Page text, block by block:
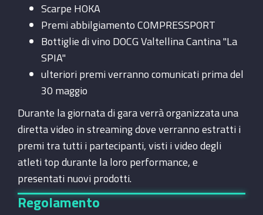
Scarpe HOKA
Premi abbilgiamento COMPRESSPORT
Bottiglie di vino DOCG Valtellina Cantina "La
SPIA"
ulteriori premi verranno comunicati prima del
30 maggio
Durante la giornata di gara verrà organizzata una
diretta video in streaming dove verranno estratti i
premi tra tutti i partecipanti, visti i video degli
atleti top durante la loro performance, e
presentati nuovi prodotti.
Regolamento